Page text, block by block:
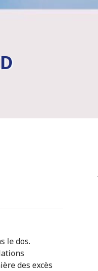
le dos.
des excès